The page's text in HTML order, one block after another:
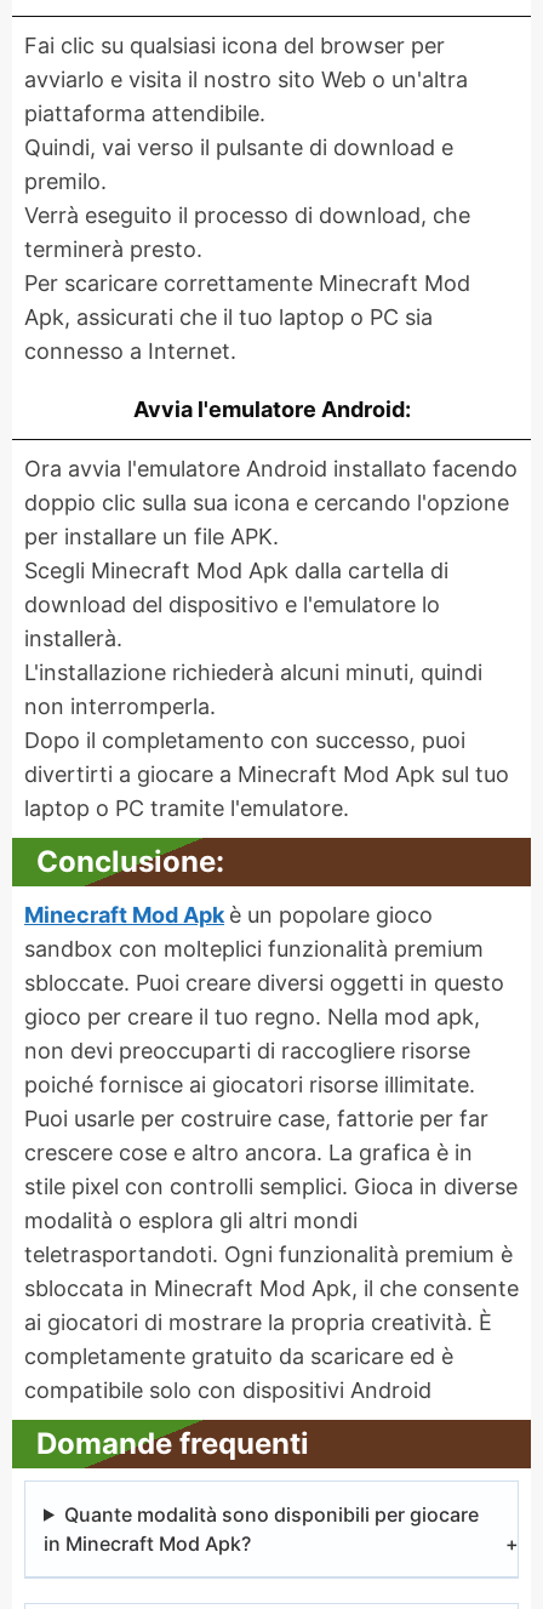
Fai clic su qualsiasi icona del browser per
avviarlo e visita il nostro sito Web o un'altra
piattaforma attendibile.
Quindi, vai verso il pulsante di download e
premilo.
Verrà eseguito il processo di download, che
terminerà presto.
Per scaricare correttamente Minecraft Mod
Apk, assicurati che il tuo laptop o PC sia
connesso a Internet.
Avvia l'emulatore Android:
Ora avvia l'emulatore Android installato facendo
doppio clic sulla sua icona e cercando l'opzione
per installare un file APK.
Scegli Minecraft Mod Apk dalla cartella di
download del dispositivo e l'emulatore lo
installerà.
L'installazione richiederà alcuni minuti, quindi
non interromperla.
Dopo il completamento con successo, puoi
divertirti a giocare a Minecraft Mod Apk sul tuo
laptop o PC tramite l'emulatore.
Conclusione:
Minecraft Mod Apk è un popolare gioco
sandbox con molteplici funzionalità premium
sbloccate. Puoi creare diversi oggetti in questo
gioco per creare il tuo regno. Nella mod apk,
non devi preoccuparti di raccogliere risorse
poiché fornisce ai giocatori risorse illimitate.
Puoi usarle per costruire case, fattorie per far
crescere cose e altro ancora. La grafica è in
stile pixel con controlli semplici. Gioca in diverse
modalità o esplora gli altri mondi
teletrasportandoti. Ogni funzionalità premium è
sbloccata in Minecraft Mod Apk, il che consente
ai giocatori di mostrare la propria creatività. È
completamente gratuito da scaricare ed è
compatibile solo con dispositivi Android
Domande frequenti
Quante modalità sono disponibili per giocare
in Minecraft Mod Apk?